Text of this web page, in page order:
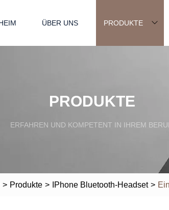
ÜBER UNS PRODUKTE
PRODUKTE
ERFAHREN UND KOMPETENT IN IHREM
> Produkte > IPhone Bluetooth-Headset >